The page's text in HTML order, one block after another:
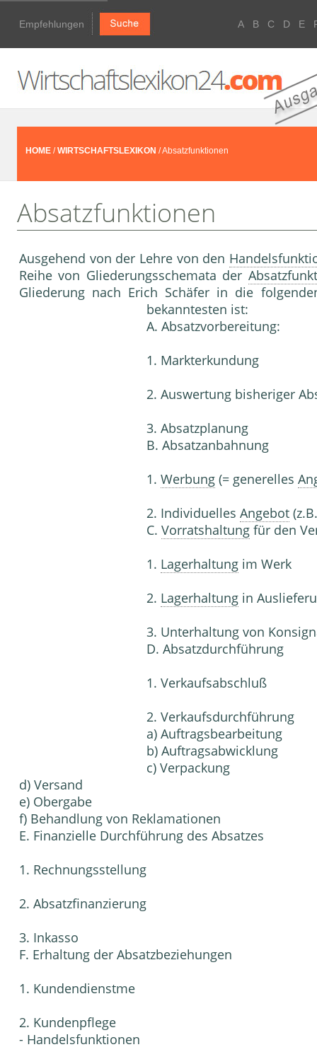
Empfehlungen A B C D E
HOME /WIRTSCHAFTSLEXIKON / Absatzfunktionen
Absatzfunktionen
Ausgehend von der Lehre von den
Reihe von Gliede­rungsschemata der
Gliederung nach Erich Schäfer in die
bekanntesten ist:
A. Absatzvorbereitung:
1. Markterkundung
2. Auswertung bisheriger
3. Absatzplanung
B. Absatzanbahnung
1. Werbung (= generelles
2. Individuelles Angebot
C. Vorratshaltung für den
1. Lagerhaltung im Werk
2. Lagerhaltung in
3. Unterhaltung von
D. Absatzdurchführung
1. Verkaufsabschluß
2. Verkaufsdurchführung
a) Auftragsbearbeitung
b) Auftragsabwicklung
c) Verpackung
d) Versand
e) Obergabe
f) Behandlung von Reklamationen
E. Finanzielle Durchführung des Absatzes
1. Rechnungsstellung
2. Absatzfinanzierung
3. Inkasso
F. Erhaltung der Absatzbeziehungen
1. Kundendienstme
2. Kundenpflege
- Handelsfunktionen